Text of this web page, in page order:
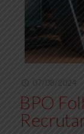
07/08/2024
BPO